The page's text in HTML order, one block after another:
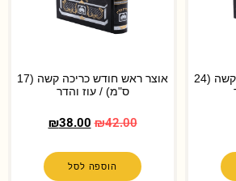
אוצר ראש חודש כריכה קשה (24
אוצר ראש חודש כריכה קשה (17
ס"מ) / עוז והדר
₪42.00
₪38.00
הוספה לסל